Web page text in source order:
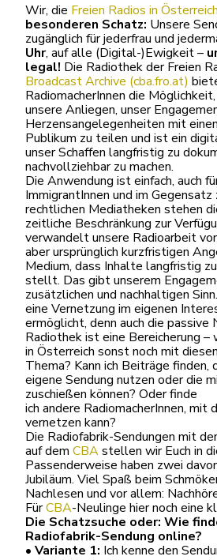
Wir, die Freien Radios in Österreich
besonderen Schatz: Unsere
zugänglich für jederfrau und
Uhr, auf alle (Digital-)Ewigkeit –
legal! Die Radiothek der Freien
Broadcast Archive (cba.fro.at)
RadiomacherInnen die
unsere Anliegen, unser
Herzensangelegenheiten mit
Publikum zu teilen und ist ein
unser Schaffen langfristig zu
nachvollziehbar zu machen.
Die Anwendung ist einfach, auch
ImmigrantInnen und im
rechtlichen Mediatheken stehen
zeitliche Beschränkung zur
verwandelt unsere Radioarbeit
aber ursprünglich kurzfristigen
Medium, dass Inhalte langfristig
stellt. Das gibt unserem
zusätzlichen und nachhaltigen
eine Vernetzung im eigenen
ermöglicht, denn auch die passive
Radiothek ist eine Bereicherung
in Österreich sonst noch mit
Thema? Kann ich Beiträge finden,
eigene Sendung nutzen oder die
zuschießen können? Oder finde
ich andere RadiomacherInnen, mit
vernetzen kann?
Die Radiofabrik-Sendungen mit
auf dem CBAstellen wir Euch in
Passenderweise haben zwei
Jubiläum. Viel Spaß beim
Nachlesen und vor allem:
FürCBA-Neulinge hier noch eine
Die Schatzsuche oder: Wie
Radiofabrik-Sendung online?
• Variante 1: Ich kenne den